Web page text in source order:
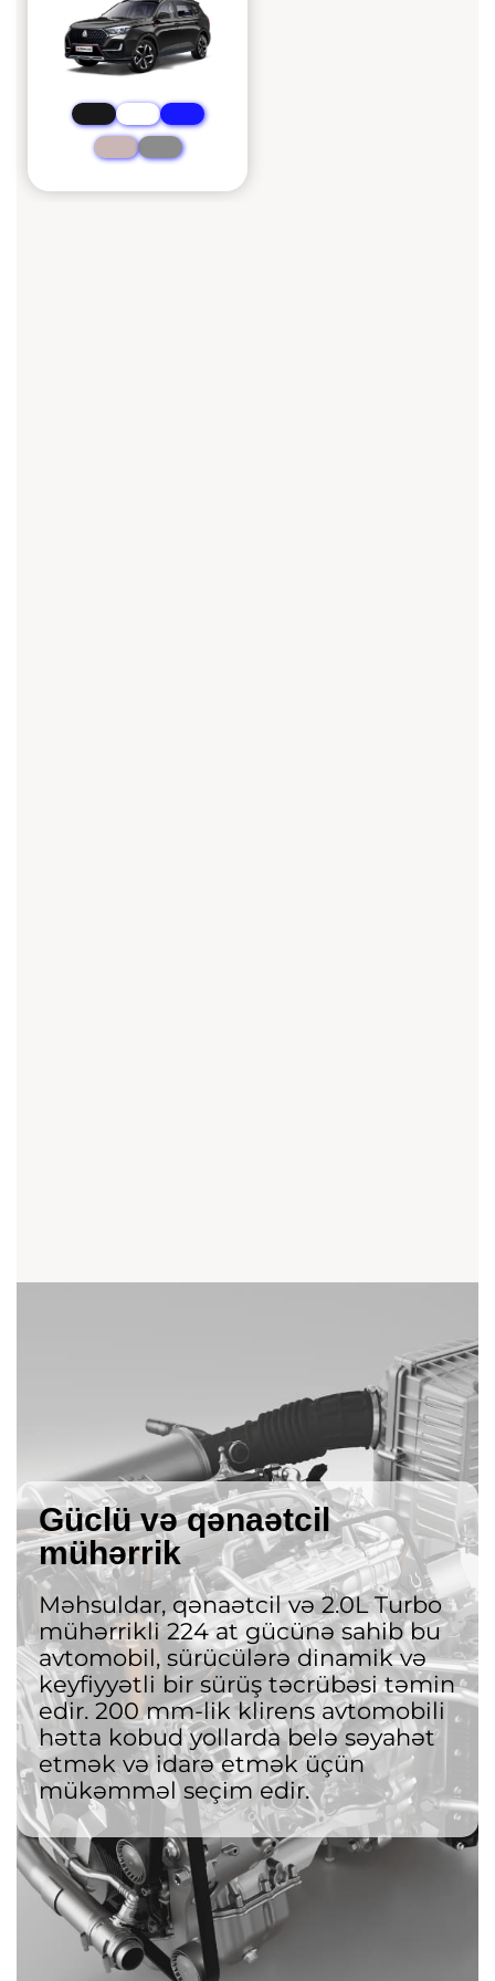
Güclü və qənaətcil
mühərrik
Məhsuldar, qənaətcil və 2.0L Turbo
mühərrikli 224 at gücünə sahib bu
avtomobil, sürücülərə dinamik və
keyfiyyətli bir sürüş təcrübəsi təmin
edir. 200 mm-lik klirens avtomobili
hətta kobud yollarda belə səyahət
etmək və idarə etmək üçün
mükəmməl seçim edir.